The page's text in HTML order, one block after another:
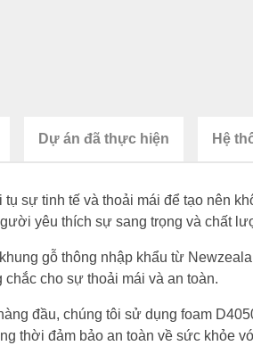
Dự án đã thực hiện Hệ
tụ sự tinh tế và thoải mái để tạo nên
yêu thích sự sang trọng và chất
gỗ thông nhập khẩu từ
chắc cho sự thoải mái và an toàn.
đầu, chúng tôi sử dụng foam
thời đảm bảo an toàn về sức khỏe